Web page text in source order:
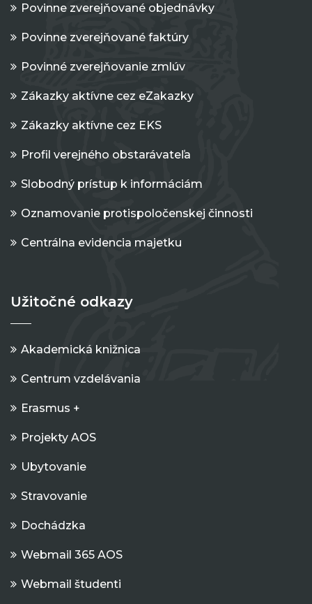
Povinne zverejňované objednávky
Povinne zverejňované faktúry
Povinné zverejňovanie zmlúv
Zákazky aktívne cez eZakazky
Zákazky aktívne cez EKS
Profil verejného obstarávateľa
Slobodný prístup k informáciám
Oznamovanie protispoločenskej činnosti
Centrálna evidencia majetku
Užitočné odkazy
Akademická knižnica
Centrum vzdelávania
Erasmus +
Projekty AOS
Ubytovanie
Stravovanie
Dochádzka
Webmail 365 AOS
Webmail študenti